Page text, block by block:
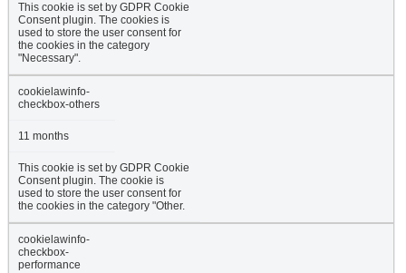
This cookie is set by GDPR Cookie
Consent plugin. The cookies is
used to store the user consent for
the cookies in the category
"Necessary".
cookielawinfo-
checkbox-others
11 months
This cookie is set by GDPR Cookie
Consent plugin. The cookie is
used to store the user consent for
the cookies in the category "Other.
cookielawinfo-
checkbox-
performance